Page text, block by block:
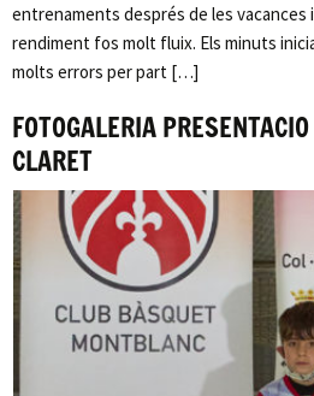
entrenaments després de les vacances
rendiment fos molt fluix. Els minuts
molts errors per part […]
FOTOGALERIA
CLARET